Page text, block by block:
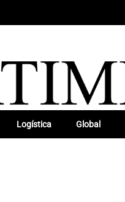
Logística Global